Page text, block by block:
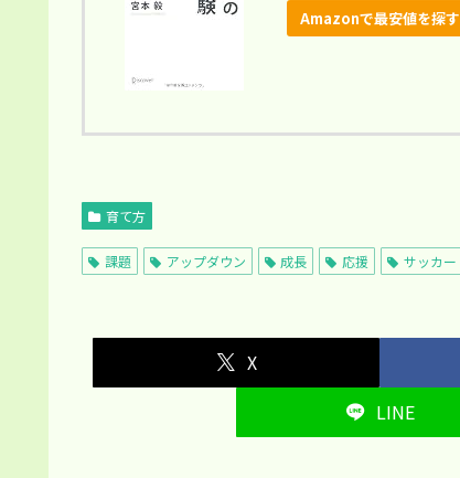
Amazonで最安値を探す
育て方
課題 アップダウン 成長 応援 サッカー
X
LINE